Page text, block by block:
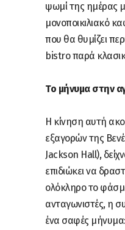
ψωμί της ημέρας
μονοποικιλιακό
που θα θυμίζει
bistro παρά
Το μήνυμα στην
Η κίνηση αυτή
εξαγορών της
Jackson Hall),
επιδιώκει να
ολόκληρο το
ανταγωνιστές, η
ένα σαφές